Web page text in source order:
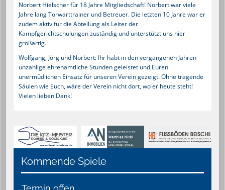
Norbert Hielscher für 18 Jahre Mitgliedschaft! Norbert war viele
Jahre lang Torwarttrainer und Betreuer. Die letzten 10 Jahre war er
zudem aktiv für die Abteilung als Leiter der
Kampfgerichtschulungen zuständig und unterstützt uns hier
großartig.
Wolfgang, Jörg und Norbert: Ihr habt in den vergangenen Jahren
unzählige ehrenamtliche Stunden geleistet und Euren
unermüdlichen Einsatz für unseren Verein gezeigt. Ohne tragende
Säulen wie Euch, wäre der Verein nicht dort, wo er heute steht!
Vielen lieben Dank!
Kommende Spiele